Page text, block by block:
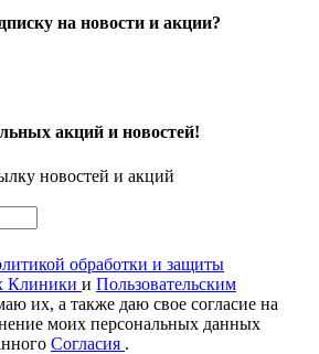
на новости и акции?
акций и новостей!
новостей и акций
обработки и защиты
Клиники и Пользовательским
их, а также даю свое согласие на
моих персональных данных
Согласия .